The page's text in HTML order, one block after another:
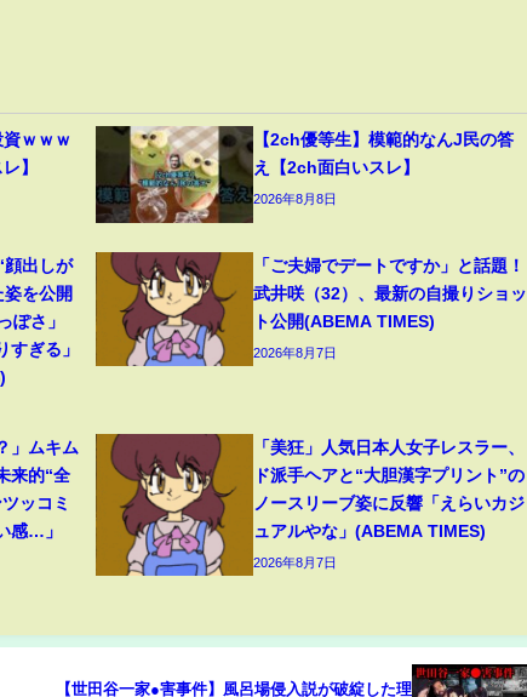
ｗｗｗ
】
【2ch優等生】模範的なんJ民の答
え【2ch面白いスレ】
2026年8月8日
顔出しが
を公開
ぽさ」
すぎる」
「ご夫婦でデートですか」と話題！
武井咲（32）、最新の自撮りショッ
ト公開(ABEMA TIMES)
2026年8月7日
」ムキム
来的“全
ッコミ
感…」
「美狂」人気日本人女子レスラー、
ド派手ヘアと“大胆漢字プリント”の
ノースリーブ姿に反響「えらいカジ
ュアルやな」(ABEMA TIMES)
2026年8月7日
【世田谷一家●害事件】風呂場侵入説が破綻した理